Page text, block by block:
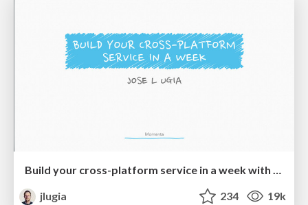
Build your cross-platform service in a week with App Engine
jlugia
234 19k